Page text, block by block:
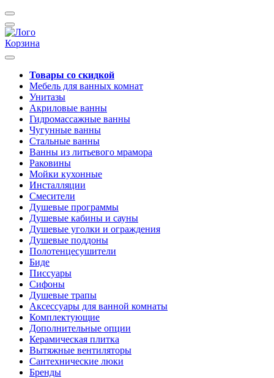
Корзина
Товары со скидкой
Мебель для ванных комнат
Унитазы
Акриловые ванны
Гидромассажные ванны
Чугунные ванны
Стальные ванны
Ванны из литьевого мрамора
Раковины
Мойки кухонные
Инсталляции
Смесители
Душевые программы
Душевые кабины и сауны
Душевые уголки и ограждения
Душевые поддоны
Полотенцесушители
Биде
Писсуары
Сифоны
Душевые трапы
Аксессуары для ванной комнаты
Комплектующие
Дополнительные опции
Керамическая плитка
Вытяжные вентиляторы
Сантехнические люки
Бренды